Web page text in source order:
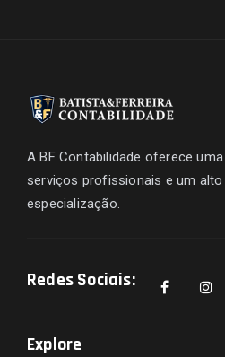
A BF Contabilidade oferece
serviços profissionais e um alto
especialização.
Redes Sociais:
Explore